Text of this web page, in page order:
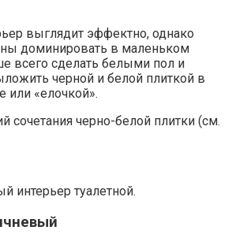
выглядит эффектно, однако
доминировать в маленьком
всего сделать белыми пол и
черной и белой плиткой в
или «елочкой».
сочетания черно-белой плитки (см.
интерьер туалетной.